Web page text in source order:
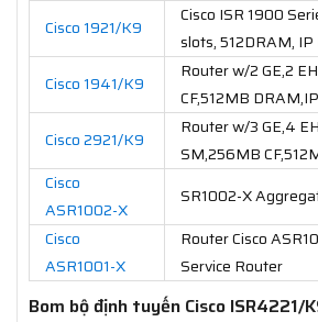
Cisco 1921/K9
Cisco ISR 1900
slots, 512DRAM, IP
Cisco 1941/K9
Router w/2 GE,2
CF,512MB
Cisco 2921/K9
Router w/3 GE,4
SM,256MB
Cisco
ASR1002-X
SR1002-X
Cisco
ASR1001-X
Router Cisco
Service Router
Bom bộ định tuyến Cisco ISR4221/